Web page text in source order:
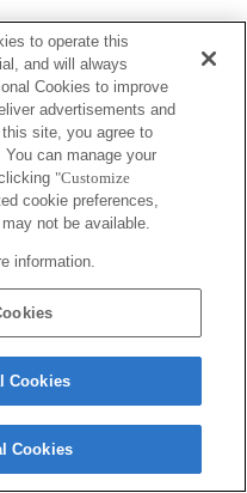
to operate this
and will always
Cookies to improve
advertisements and
site, you agree to
can manage your
"Customize
cookie preferences,
not be available.
information.
Cookies
Cookies